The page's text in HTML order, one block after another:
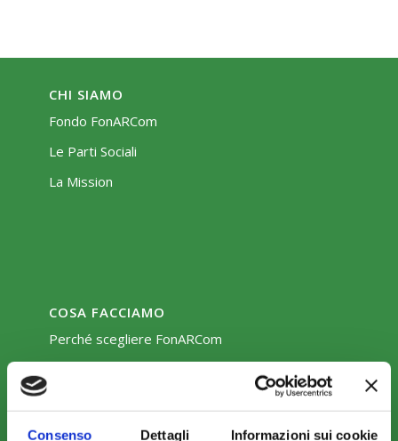
Consenso Dettagli Informazioni sui cookie
CHI SIAMO
Fondo FonARCom
Le Parti Sociali
La Mission
COSA FACCIAMO
Perché scegliere FonARCom